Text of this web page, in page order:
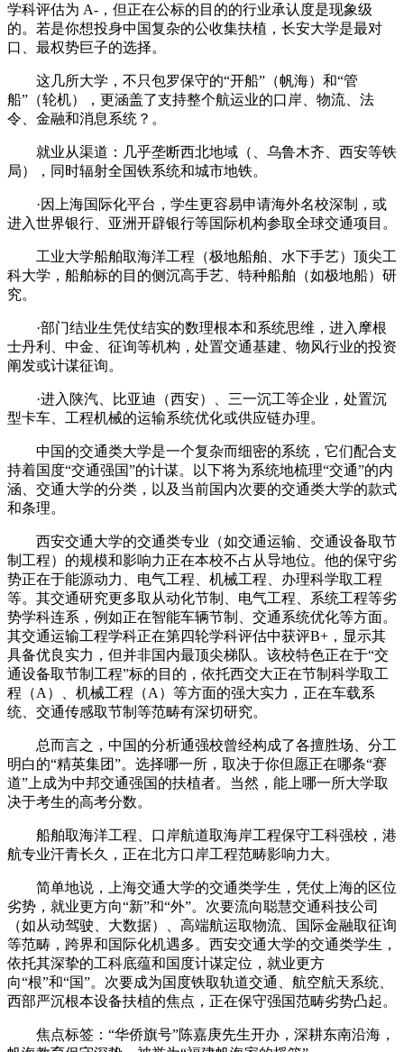
学科评估为 A-，但正在公标的目的的行业承认度是现象级
的。若是你想投身中国复杂的公收集扶植，长安大学是最对
口、最权势巨子的选择。
这几所大学，不只包罗保守的“开船”（帆海）和“管
船”（轮机），更涵盖了支持整个航运业的口岸、物流、法
令、金融和消息系统？。
就业从渠道：几乎垄断西北地域（、乌鲁木齐、西安等铁
局），同时辐射全国铁系统和城市地铁。
·因上海国际化平台，学生更容易申请海外名校深制，或
进入世界银行、亚洲开辟银行等国际机构参取全球交通项目。
工业大学船舶取海洋工程（极地船舶、水下手艺）顶尖工
科大学，船舶标的目的侧沉高手艺、特种船舶（如极地船）研
究。
·部门结业生凭仗结实的数理根本和系统思维，进入摩根
士丹利、中金、征询等机构，处置交通基建、物风行业的投资
阐发或计谋征询。
·进入陕汽、比亚迪（西安）、三一沉工等企业，处置沉
型卡车、工程机械的运输系统优化或供应链办理。
中国的交通类大学是一个复杂而细密的系统，它们配合支
持着国度“交通强国”的计谋。以下将为系统地梳理“交通”的内
涵、交通大学的分类，以及当前国内次要的交通类大学的款式
和条理。
西安交通大学的交通类专业（如交通运输、交通设备取节
制工程）的规模和影响力正在本校不占从导地位。他的保守劣
势正在于能源动力、电气工程、机械工程、办理科学取工程
等。其交通研究更多取从动化节制、电气工程、系统工程等劣
势学科连系，例如正在智能车辆节制、交通系统优化等方面。
其交通运输工程学科正在第四轮学科评估中获评B+，显示其
具备优良实力，但并非国内最顶尖梯队。该校特色正在于“交
通设备取节制工程”标的目的，依托西交大正在节制科学取工
程（A）、机械工程（A）等方面的强大实力，正在车载系
统、交通传感取节制等范畴有深切研究。
总而言之，中国的分析通强校曾经构成了各擅胜场、分工
明白的“精英集团”。选择哪一所，取决于你但愿正在哪条“赛
道”上成为中邦交通强国的扶植者。当然，能上哪一所大学取
决于考生的高考分数。
船舶取海洋工程、口岸航道取海岸工程保守工科强校，港
航专业汗青长久，正在北方口岸工程范畴影响力大。
简单地说，上海交通大学的交通类学生，凭仗上海的区位
劣势，就业更方向“新”和“外”。次要流向聪慧交通科技公司
（如从动驾驶、大数据）、高端航运取物流、国际金融取征询
等范畴，跨界和国际化机遇多。西安交通大学的交通类学生，
依托其深挚的工科底蕴和国度计谋定位，就业更方
向“根”和“国”。次要成为国度铁取轨道交通、航空航天系统、
西部严沉根本设备扶植的焦点，正在保守强国范畴劣势凸起。
焦点标签：“华侨旗号”陈嘉庚先生开办，深耕东南沿海，